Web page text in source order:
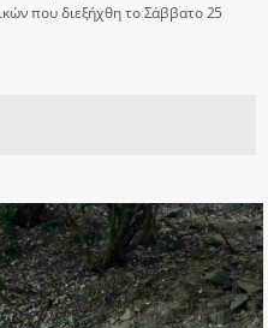
που διεξήχθη το Σάββατο 25